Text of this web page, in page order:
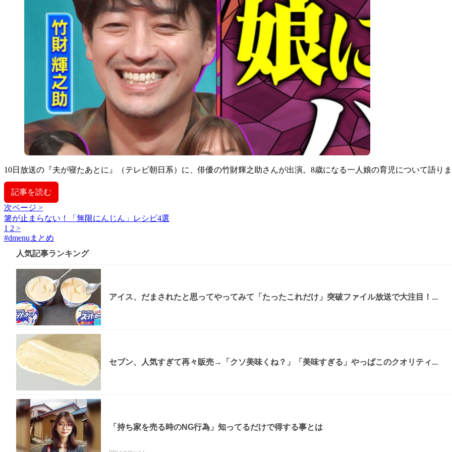
10日放送の『夫が寝たあとに』（テレビ朝日系）に、俳優の竹財輝之助さんが出演。8歳になる一人娘の育児について語り
記事を読む
次ページ >
箸が止まらない！「無限にんじん」レシピ4選
1 2 >
#dmenuまとめ
人気記事ランキング
アイス、だまされたと思ってやってみて「たったこれだけ」突破ファイル放送で大注目！...
セブン、人気すぎて再々販売→「クソ美味くね？」「美味すぎる」やっぱこのクオリティ...
「持ち家を売る時のNG行為」知ってるだけで得する事とは